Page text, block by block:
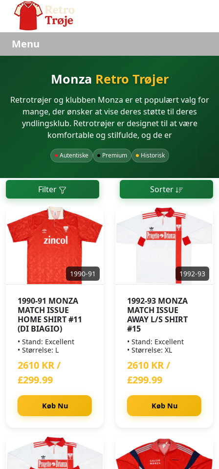
Menu
Monza Retro Trøjer
Retrotrøjer og klubben Monza er et populært valg for
mange, der ønsker at vise deres støtte til deres
yndlingsklub. Retrotrøjer er designet til at være
komfortable og stilfulde, og de er
Autentiske Premium Historisk
Filter Sorter
1990-91
1990-91 MONZA
MATCH ISSUE
HOME SHIRT #11
(DI BIAGIO)
• Stand: Excellent
• Størrelse: L
2610 KR /
£299.99
Køb Nu
1992-93
1992-93 MONZA
MATCH ISSUE
AWAY L/S SHIRT
#15
• Stand: Excellent
• Størrelse: XL
2610 KR /
£299.99
Køb Nu